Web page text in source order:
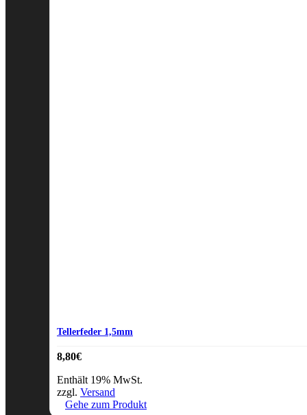
Tellerfeder 1,5mm
8,80€
Enthält 19% MwSt.
zzgl. Versand
Gehe zum Produkt